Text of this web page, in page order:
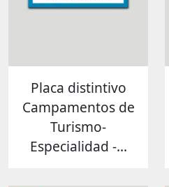
Placa distintivo
Campamentos de
Turismo-
Especialidad -...